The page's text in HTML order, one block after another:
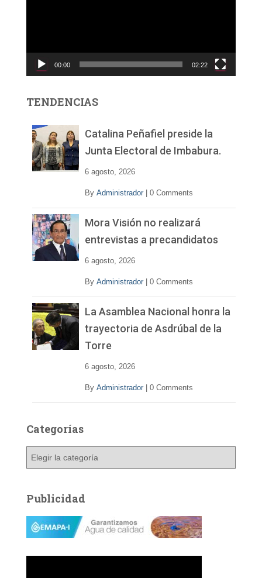
c
d
00:00 02:22
TENDENCIAS
Catalina Peñafiel preside la
Junta Electoral de Imbabura.
6 agosto, 2026
By Administrador 0 Comments
Mora Visión no realizará
entrevistas a precandidatos
6 agosto, 2026
By Administrador 0 Comments
La Asamblea Nacional honra la
trayectoria de Asdrúbal de la
Torre
6 agosto, 2026
By Administrador 0 Comments
Categorías
g
o
a
Publicidad